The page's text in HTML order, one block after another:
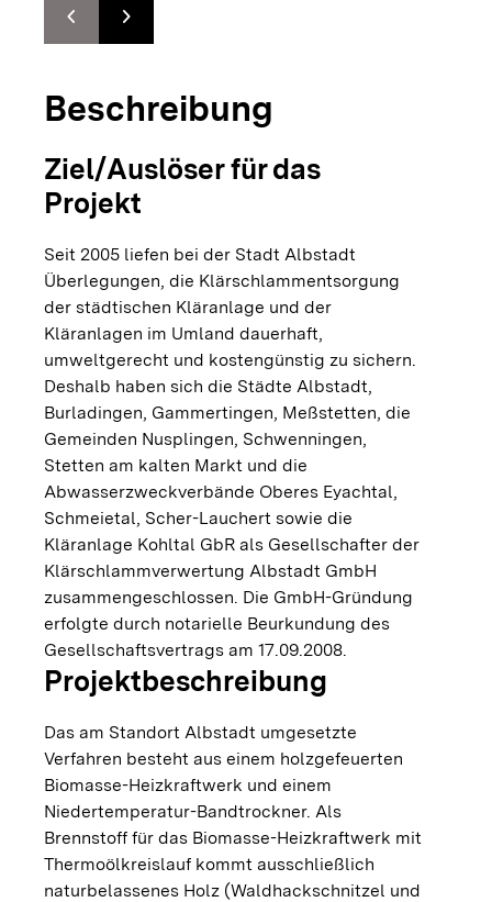
chevron_leftZur vorhergehenden Folie springen
chevron_rightZur nächsten Folie springen
Beschreibung
Ziel/Auslöser für das
Projekt
Seit 2005 liefen bei der Stadt Albstadt
Überlegungen, die Klärschlammentsorgung
der städtischen Kläranlage und der
Kläranlagen im Umland dauerhaft,
umweltgerecht und kostengünstig zu sichern.
Deshalb haben sich die Städte Albstadt,
Burladingen, Gammertingen, Meßstetten, die
Gemeinden Nusplingen, Schwenningen,
Stetten am kalten Markt und die
Abwasserzweckverbände Oberes Eyachtal,
Schmeietal, Scher-Lauchert sowie die
Kläranlage Kohltal GbR als Gesellschafter der
Klärschlammverwertung Albstadt GmbH
zusammengeschlossen. Die GmbH-Gründung
erfolgte durch notarielle Beurkundung des
Gesellschaftsvertrags am 17.09.2008.
Projektbeschreibung
Das am Standort Albstadt umgesetzte
Verfahren besteht aus einem holzgefeuerten
Biomasse-Heizkraftwerk und einem
Niedertemperatur-Bandtrockner. Als
Brennstoff für das Biomasse-Heizkraftwerk mit
Thermoölkreislauf kommt ausschließlich
naturbelassenes Holz (Waldhackschnitzel und